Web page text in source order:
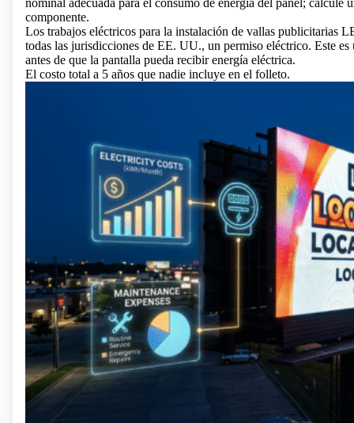
componente.
Los trabajos eléctricos para la instalación de vallas publicitarias
todas las jurisdicciones de EE. UU., un permiso eléctrico. Este
antes de que la pantalla pueda recibir energía eléctrica.
El costo total a 5 años que nadie incluye en el folleto.